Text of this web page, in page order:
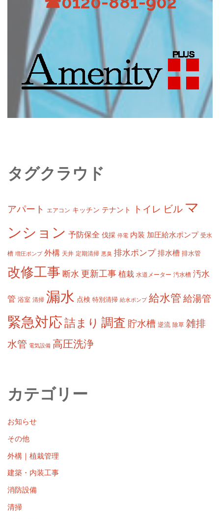
タグクラウド
アパート エアコン キッチン テナント トイレ ビル マ
ンション 予防保全 伐採 停電 内装 加圧給水ポンプ 受水
槽 増圧ポンプ 外構 天井 定期清掃 悪臭 排水ポンプ 排水槽 排水管
改修工事 断水 更新工事 植栽 水道メーター 汚水槽 汚水
管 浴室 清掃 漏水 点検 特別清掃 給水ポンプ 給水管 給湯管
緊急対応詰まり 調査 貯水槽 逆流 除草 雑排
水管 電気設備 高圧洗浄
カテゴリー
お知らせ
その他
外構｜植栽管理
建築・内装工事
消防設備
清掃